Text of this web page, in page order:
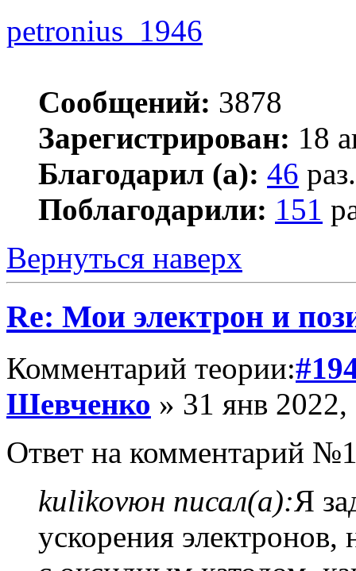
petronius_1946
Сообщений: 3878
Зарегистрирован: 18
Благодарил (а): 46 раз.
Поблагодарили: 151
Вернуться наверх
Re: Мои электрон и
Комментарий теории:
Шевченко » 31 янв
Ответ на комментарий
kulikovюн писал(а):Я
ускорения